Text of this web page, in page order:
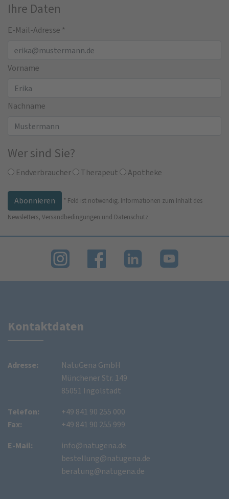
Ihre Daten
E-Mail-Adresse *
Vorname
Nachname
Wer sind Sie?
Endverbraucher Therapeut Apotheke
* Feld ist notwendig. Informationen zum Inhalt des
Newsletters, Versandbedingungen und Datenschutz
Kontaktdaten
Adresse:
NatuGena GmbH
Münchener Str. 149
85051 Ingolstadt
Telefon:
Fax:
+49 841 90 255 000
+49 841 90 255 999
E-Mail:
info@natugena.de
bestellung@natugena.de
beratung@natugena.de